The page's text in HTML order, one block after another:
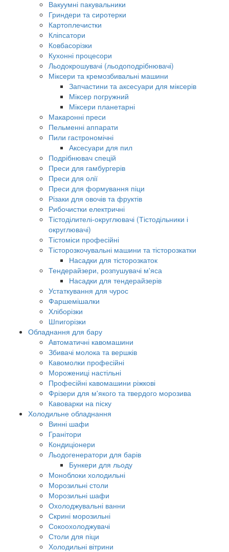
Вакуумні пакувальники
Гриндери та сиротерки
Картоплечистки
Кліпсатори
Ковбасорізки
Кухонні процесори
Льодокрошувачі (льодоподрібнювачі)
Міксери та кремозбивальні машини
Запчастини та аксесуари для міксерів
Міксер погружний
Міксери планетарні
Макаронні преси
Пельменні аппарати
Пили гастрономічні
Аксесуари для пил
Подрібнювач спецій
Преси для гамбургерів
Преси для олії
Преси для формування піци
Різаки для овочів та фруктів
Рибочистки електричні
Тістоділителі-округлювачі (Тістодільники і
округлювачі)
Тістоміси професійні
Тісторозкочувальні машини та тісторозкатки
Насадки для тісторозкаток
Тендерайзери, розпушувачі м'яса
Насадки для тендерайзерів
Устаткування для чурос
Фаршемішалки
Хліборізки
Шпигорізки
Обладнання для бару
Автоматичні кавомашини
Збивачі молока та вершків
Кавомолки професійні
Морожениці настільні
Професійні кавомашини ріжкові
Фрізери для м'якого та твердого морозива
Кавоварки на піску
Холодильне обладнання
Винні шафи
Гранітори
Кондиціонери
Льодогенератори для барів
Бункери для льоду
Моноблоки холодильні
Морозильні столи
Морозильні шафи
Охолоджувальні ванни
Скрині морозильні
Сокоохолоджувачі
Столи для піци
Холодильні вітрини